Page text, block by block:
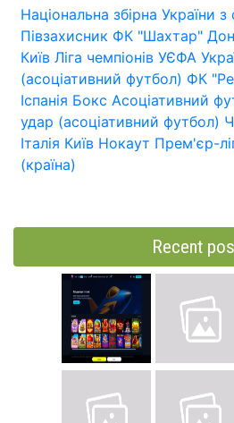
Національна збірна України
Півзахисник ФК "Шахтар"
Київ Ліга чемпіонів УЄФА
(асоціативний футбол) ФК
Іспанія Бокс Асоціативний
удар (асоціативний футбол)
Італія Київ Нокаут Прем'єр-
(країна)
Recent